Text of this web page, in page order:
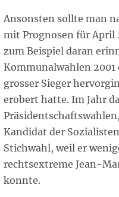
Ansonsten sollte man
mit Prognosen für April
zum Beispiel daran
Kommunalwahlen 2001
grosser Sieger
erobert hatte. Im Jahr
Kandidat der
Stichwahl, weil er
rechtsextreme Jean-
konnte.